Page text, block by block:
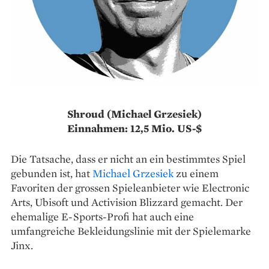
Shroud (Michael Grzesiek)
Einnahmen: 12,5 Mio. US-$
Die Tatsache, dass er nicht an ein bestimmtes Spiel
gebunden ist, hat Michael Grzesiekzu einem
Favoriten der grossen Spieleanbieter wie Electronic
Arts, Ubisoft und Activision Blizzard gemacht. Der
ehemalige E-Sports-Profi hat auch eine
umfangreiche Bekleidungslinie mit der Spielemarke
Jinx.